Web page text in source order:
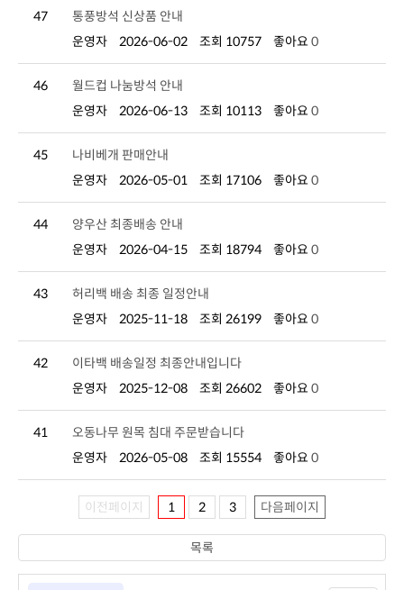
47
통풍방석 신상품 안내
운영자
2026-06-02 조회 10757 좋아요 0
46
월드컵 나눔방석 안내
운영자
2026-06-13 조회 10113 좋아요 0
45
나비베개 판매안내
운영자
2026-05-01 조회 17106 좋아요 0
44
양우산 최종배송 안내
운영자
2026-04-15 조회 18794 좋아요 0
43
허리백 배송 최종 일정안내
운영자
2025-11-18 조회 26199 좋아요 0
42
이타백 배송일정 최종안내입니다
운영자
2025-12-08 조회 26602 좋아요 0
41
오동나무 원목 침대 주문받습니다
운영자
2026-05-08 조회 15554 좋아요 0
이전페이지 1 2 3 다음페이지
목록